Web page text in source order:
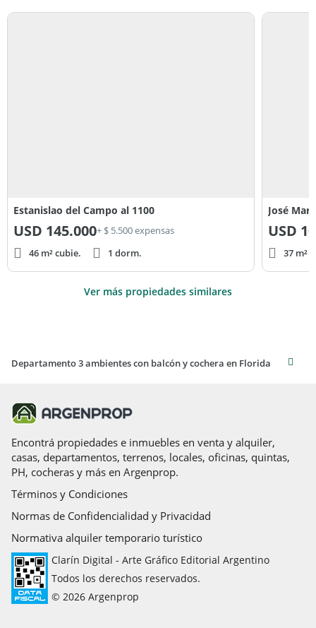
Estanislao del Campo al 1100
USD 145.000+ $ 5.500 expensas
46 m² cubie.
1 dorm.
José
USD
37 m²
Ver más propiedades similares
Departamento 3 ambientes con balcón y cochera en Florida
Encontrá propiedades e inmuebles en venta y alquiler,
casas, departamentos, terrenos, locales, oficinas, quintas,
PH, cocheras y más en Argenprop.
Términos y Condiciones
Normas de Confidencialidad y Privacidad
Normativa alquiler temporario turístico
Clarín Digital - Arte Gráfico Editorial Argentino
Todos los derechos reservados.
© 2026 Argenprop